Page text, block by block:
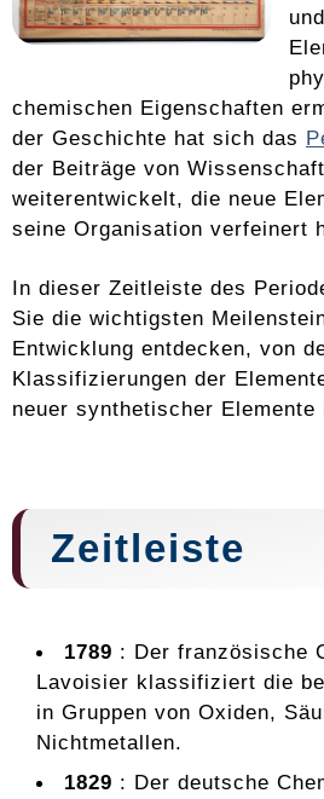
chemischen Eigenschaften
der Geschichte hat sich das
der Beiträge von
weiterentwickelt, die neue
seine Organisation verfeinert
In dieser Zeitleiste des
Sie die wichtigsten
Entwicklung entdecken, von
Klassifizierungen der
neuer synthetischer
Zeitleiste
1789 : Der französische
Lavoisier klassifiziert die
in Gruppen von Oxiden,
Nichtmetallen.
1829 : Der deutsche